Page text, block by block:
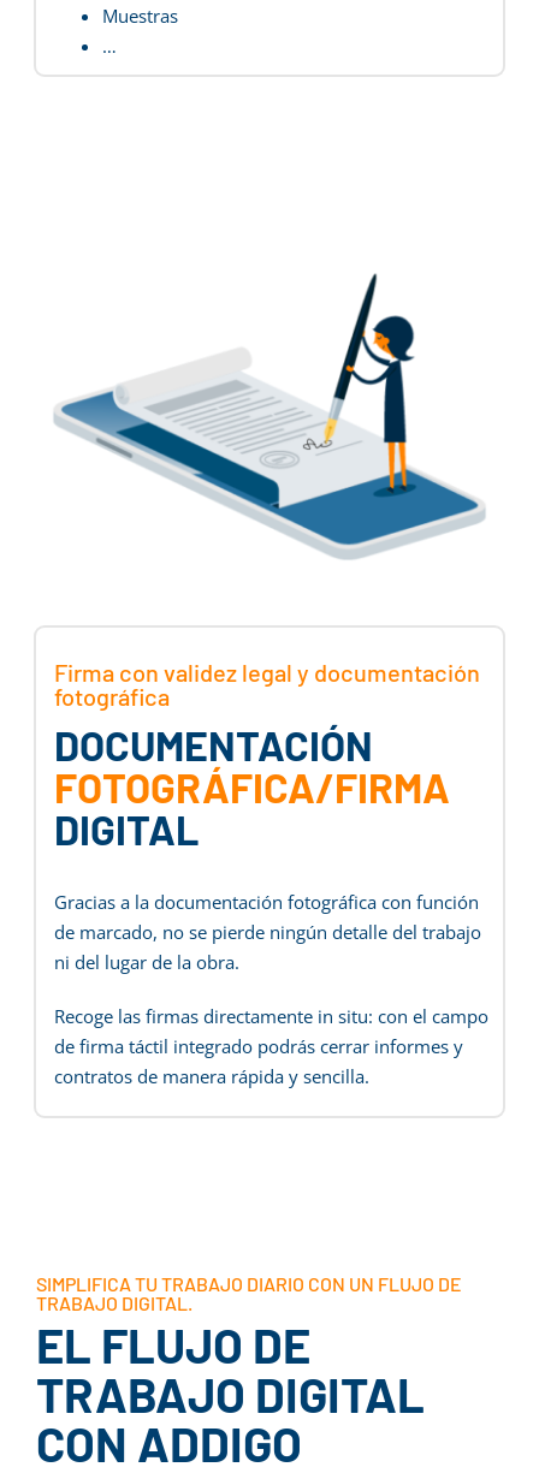
Muestras
…
Firma con validez legal y documentación
fotográfica
DOCUMENTACIÓN
FOTOGRÁFICA/FIRMA
DIGITAL
Gracias a la documentación fotográfica con función
de marcado, no se pierde ningún detalle del trabajo
ni del lugar de la obra.
Recoge las firmas directamente in situ: con el campo
de firma táctil integrado podrás cerrar informes y
contratos de manera rápida y sencilla.
SIMPLIFICA TU TRABAJO DIARIO CON UN FLUJO DE
TRABAJO DIGITAL.
EL FLUJO DE
TRABAJO DIGITAL
CON ADDIGO